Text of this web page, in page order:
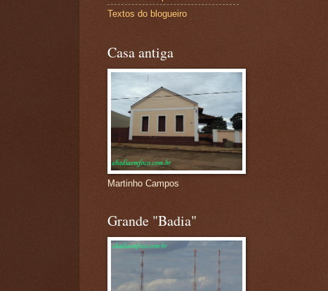
Textos do blogueiro
Casa antiga
Martinho Campos
Grande "Badia"